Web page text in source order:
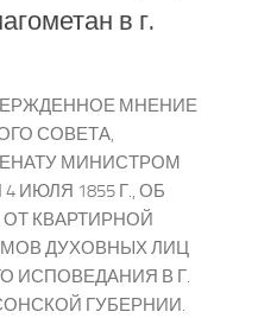
в г.
МНЕНИЕ
СОВЕТА,
МИНИСТРОМ
ИЮЛЯ 1855 Г., ОБ
КВАРТИРНОЙ
ДУХОВНЫХ ЛИЦ
ИСПОВЕДАНИЯ В Г.
ГУБЕРНИИ.